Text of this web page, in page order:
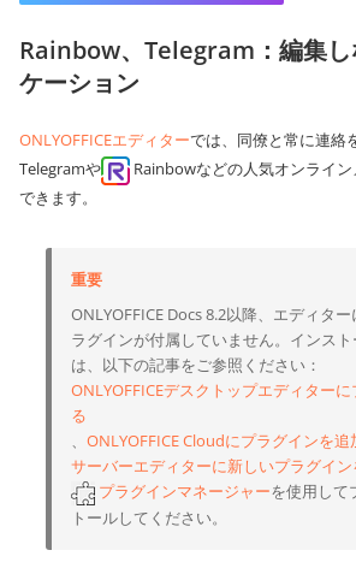
Rainbow、Telegram：編集し
ケーション
ONLYOFFICEエディターでは、同僚と常に連絡
Telegramや
Rainbowなどの人気オンライ
できます。
重要
ONLYOFFICE Docs 8.2以降、エディタ
ラグインが付属していません。インス
は、以下の記事をご参照ください：
ONLYOFFICEデスクトップエディター
る
、 ONLYOFFICE Cloudにプラグインを追
サーバーエディターに新しいプラグイ
プラグインマネージャーを使用して
トールしてください。